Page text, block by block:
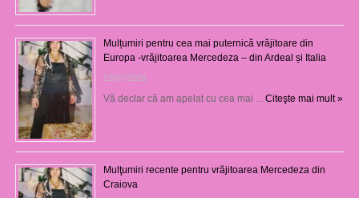
Mulțumiri pentru cea mai puternică vrăjitoare din
Europa -vrăjitoarea Mercedeza – din Ardeal și Italia
23/07/2026
Vă declar că am apelat cu cea mai … Citeşte mai mult »
Mulţumiri recente pentru vrăjitoarea Mercedeza din
Craiova